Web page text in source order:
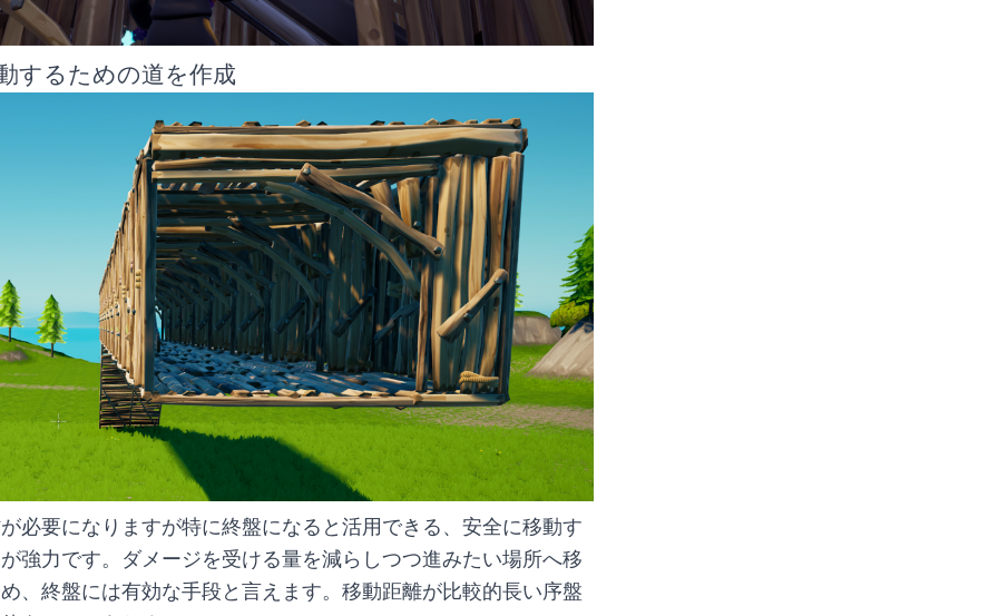
するための道を作成
必要になりますが特に終盤になると活用できる、安全に移動す
強力です。ダメージを受ける量を減らしつつ進みたい場所へ移
、終盤には有効な手段と言えます。移動距離が比較的長い序盤